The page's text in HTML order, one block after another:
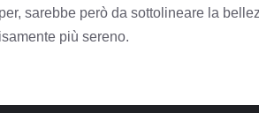
sarebbe però da sottolineare la
più sereno.